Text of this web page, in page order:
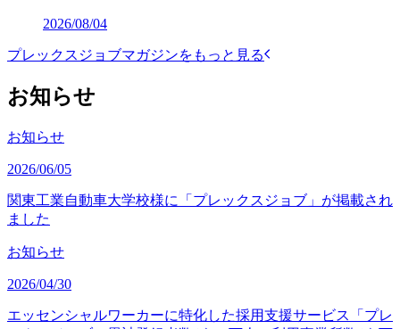
2026/08/04
プレックスジョブマガジンをもっと見る
お知らせ
お知らせ
2026/06/05
関東工業自動車大学校様に「プレックスジョブ」が掲載され
ました
お知らせ
2026/04/30
エッセンシャルワーカーに特化した採用支援サービス「プレ